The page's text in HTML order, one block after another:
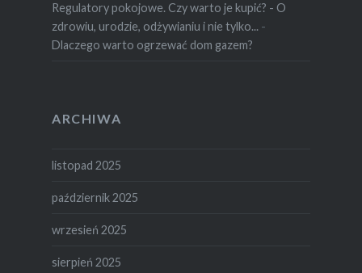
Regulatory pokojowe. Czy warto je kupić? - O
zdrowiu, urodzie, odżywianiu i nie tylko... -
Dlaczego warto ogrzewać dom gazem?
ARCHIWA
listopad 2025
październik 2025
wrzesień 2025
sierpień 2025